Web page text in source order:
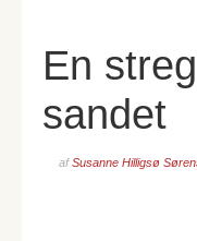
En
sandet
afSusanne Hilligsø